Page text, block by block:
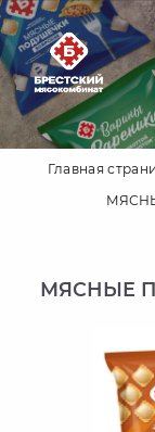
Главная
МЯСНЫЕ